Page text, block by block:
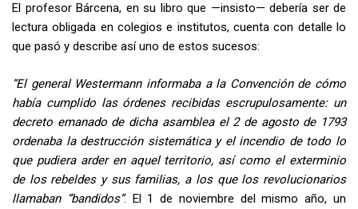
El profesor Bárcena, en su libro que —insisto— debería ser de
lectura obligada en colegios e institutos, cuenta con detalle lo
que pasó y describe así uno de estos sucesos:
“El general Westermann informaba a la Convención de cómo
había cumplido las órdenes recibidas escrupulosamente: un
decreto emanado de dicha asamblea el 2 de agosto de 1793
ordenaba la destrucción sistemática y el incendio de todo lo
que pudiera arder en aquel territorio, así como el exterminio
de los rebeldes y sus familias, a los que los revolucionarios
llamaban “bandidos”. El 1 de noviembre del mismo año, un